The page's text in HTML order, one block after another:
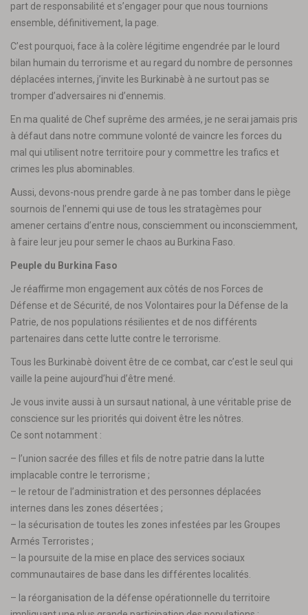
part de responsabilité et s’engager pour que nous tournions
ensemble, définitivement, la page.
C’est pourquoi, face à la colère légitime engendrée par le lourd
bilan humain du terrorisme et au regard du nombre de personnes
déplacées internes, j’invite les Burkinabè à ne surtout pas se
tromper d’adversaires ni d’ennemis.
En ma qualité de Chef suprême des armées, je ne serai jamais pris
à défaut dans notre commune volonté de vaincre les forces du
mal qui utilisent notre territoire pour y commettre les trafics et
crimes les plus abominables.
Aussi, devons-nous prendre garde à ne pas tomber dans le piège
sournois de l’ennemi qui use de tous les stratagèmes pour
amener certains d’entre nous, consciemment ou inconsciemment,
à faire leur jeu pour semer le chaos au Burkina Faso.
Peuple du Burkina Faso
Je réaffirme mon engagement aux côtés de nos Forces de
Défense et de Sécurité, de nos Volontaires pour la Défense de la
Patrie, de nos populations résilientes et de nos différents
partenaires dans cette lutte contre le terrorisme.
Tous les Burkinabè doivent être de ce combat, car c’est le seul qui
vaille la peine aujourd’hui d’être mené.
Je vous invite aussi à un sursaut national, à une véritable prise de
conscience sur les priorités qui doivent être les nôtres.
Ce sont notamment :
– l’union sacrée des filles et fils de notre patrie dans la lutte
implacable contre le terrorisme ;
– le retour de l’administration et des personnes déplacées
internes dans les zones désertées ;
– la sécurisation de toutes les zones infestées par les Groupes
Armés Terroristes ;
– la poursuite de la mise en place des services sociaux
communautaires de base dans les différentes localités.
– la réorganisation de la défense opérationnelle du territoire